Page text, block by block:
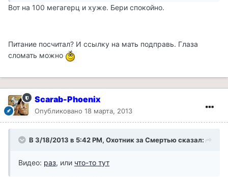
Вот на 100 мегагерц и хуже. Бери спокойно.
Питание посчитал? И ссылку на мать подправь. Глаза
сломать можно
Scarab-Phoenix
Опубликовано 18 марта, 2013
В 3/18/2013 в 5:42 PM, Охотник за Смертью сказал:
Видео: раз, или что-то тут